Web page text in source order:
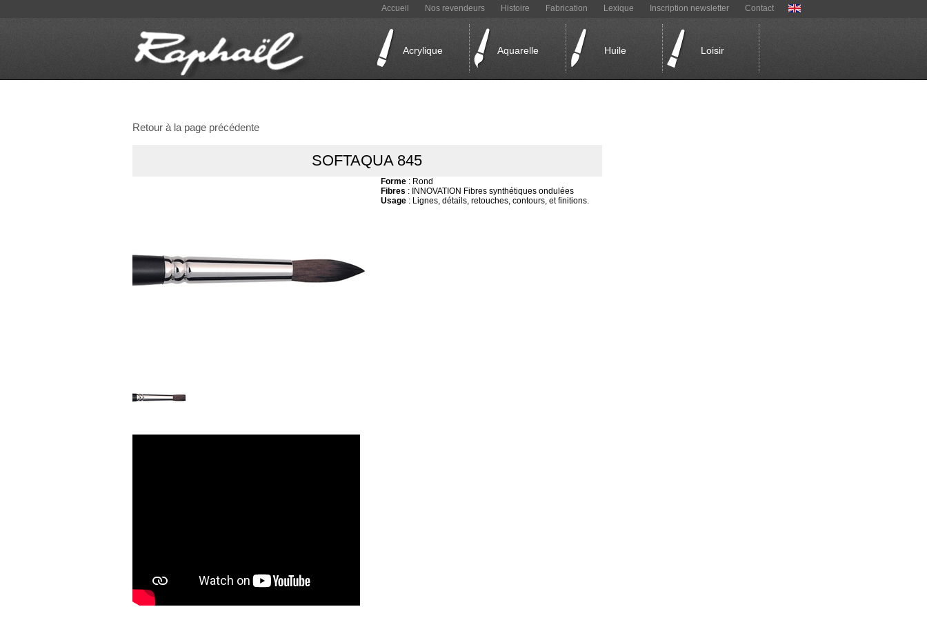
Acrylique Aquarelle Huile Loisir
Accueil Nos revendeurs Histoire Fabrication Lexique Inscription newsletter Contact
Retour à la page précédente
SOFTAQUA 845
Forme: Rond
Fibres : INNOVATION Fibres synthétiques ondulées
Usage: Lignes, détails, retouches, contours, et finitions.